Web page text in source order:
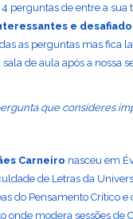
perguntas de entre a
e
as perguntas mas fica
de aula após a nossa
que consideres
Carneiro nasceu em
de Letras da
do Pensamento Crítico
onde modera sessões de